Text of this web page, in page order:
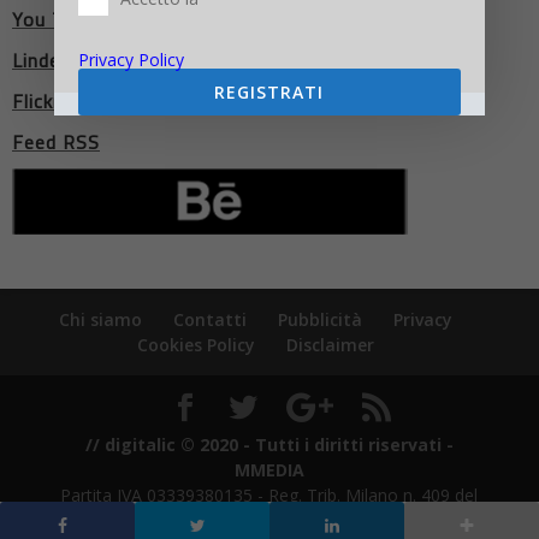
You Tube
LindedIn
Flickr
Feed RSS
Chi siamo Contatti Pubblicità
Privacy
Cookies Policy
Disclaimer
// digitalic © 2020 - Tutti i diritti riservati -
MMEDIA
Partita IVA 03339380135 - Reg. Trib. Milano n. 409 del
21/7/2011 - ROC n. 21424 del 3/8/2011
Privacy Policy
REGISTRATI